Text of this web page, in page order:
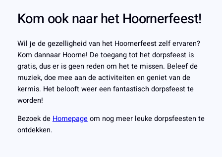
Kom ook naar het Hoornerfeest!
Wil je de gezelligheid van het Hoornerfeest zelf ervaren?
Kom dannaar Hoorne! De toegang tot het dorpsfeest is
gratis, dus er is geen reden om het te missen. Beleef de
muziek, doe mee aan de activiteiten en geniet van de
kermis. Het belooft weer een fantastisch dorpsfeest te
worden!
Bezoek de Homepageom nog meer leuke dorpsfeesten te
ontdekken.